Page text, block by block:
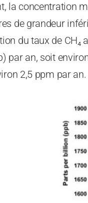
la concentration
de grandeur
du taux de CH₄
par an, soit
2,5 ppm par an.